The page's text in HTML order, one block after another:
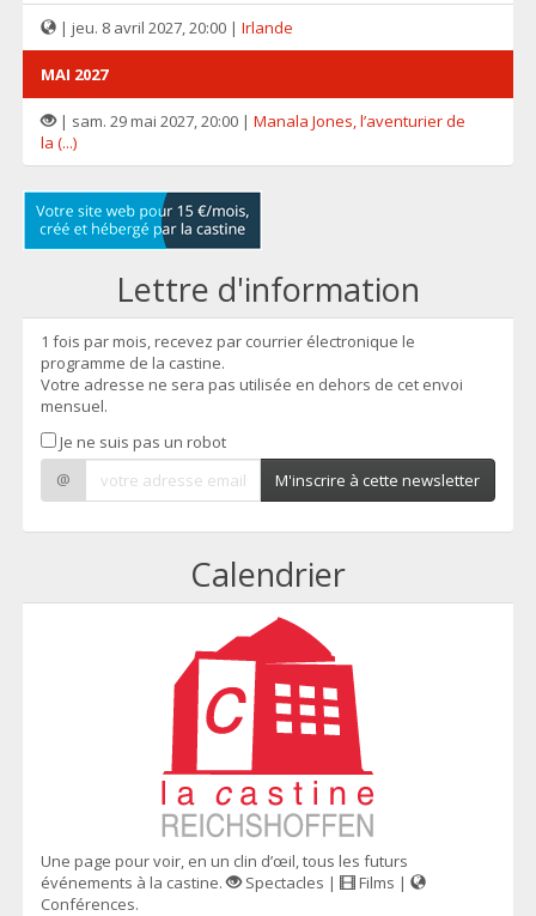
| jeu. 8 avril 2027, 20:00 | Irlande
MAI 2027
| sam. 29 mai 2027, 20:00 | Manala Jones, l’aventurier de
la (...)
Lettre d'information
1 fois par mois, recevez par courrier électronique le
programme de la castine.
Votre adresse ne sera pas utilisée en dehors de cet envoi
mensuel.
Je ne suis pas un robot
@
M'inscrire à cette newsletter
Calendrier
Une page pour voir, en un clin d’œil, tous les futurs
événements à la castine.
Spectacles |
Films |
Conférences.